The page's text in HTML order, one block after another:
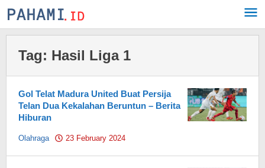
Skip
to
Tag: Hasil Liga 1
Gol Telat Madura United Buat Persija
Telan Dua Kekalahan Beruntun – Berita
Hiburan
Olahraga 23 February 2024